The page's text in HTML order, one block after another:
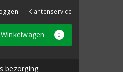
Klantenservice
Winkelwagen 0
bezorging